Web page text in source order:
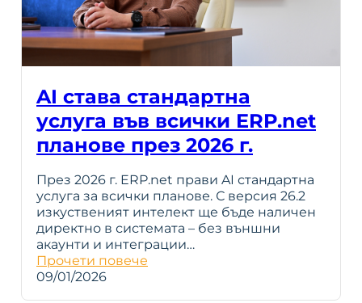
AI става стандартна
услуга във всички ERP.net
планове през 2026 г.
През 2026 г. ERP.net прави AI стандартна
услуга за всички планове. С версия 26.2
изкуственият интелект ще бъде наличен
директно в системата – без външни
акаунти и интеграции…
Прочети повече
09/01/2026